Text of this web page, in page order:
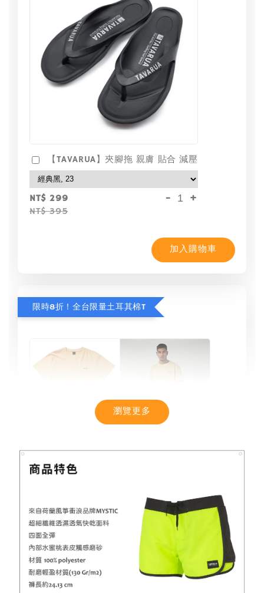
【TAVARUA】夾腳拖 親膚 貼合 減壓
NT$ 299
NT$ 395
- +
加入購物車
限時8折！全台限量土耳其棉T
【MYSTIC】潮流T恤 舒適涼感 土耳其棉
NT$ 899
NT$ 1,080
- +
瀏覽更多